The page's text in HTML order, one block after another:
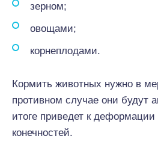
зерном;
овощами;
корнеплодами.
Кормить животных нужно в
противном случае они будут
итоге приведет к
конечностей.